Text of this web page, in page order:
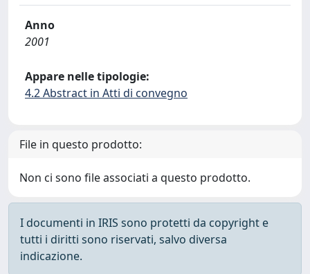
Anno
2001
Appare nelle tipologie:
4.2 Abstract in Atti di convegno
File in questo prodotto:
Non ci sono file associati a questo prodotto.
I documenti in IRIS sono protetti da copyright e
tutti i diritti sono riservati, salvo diversa
indicazione.